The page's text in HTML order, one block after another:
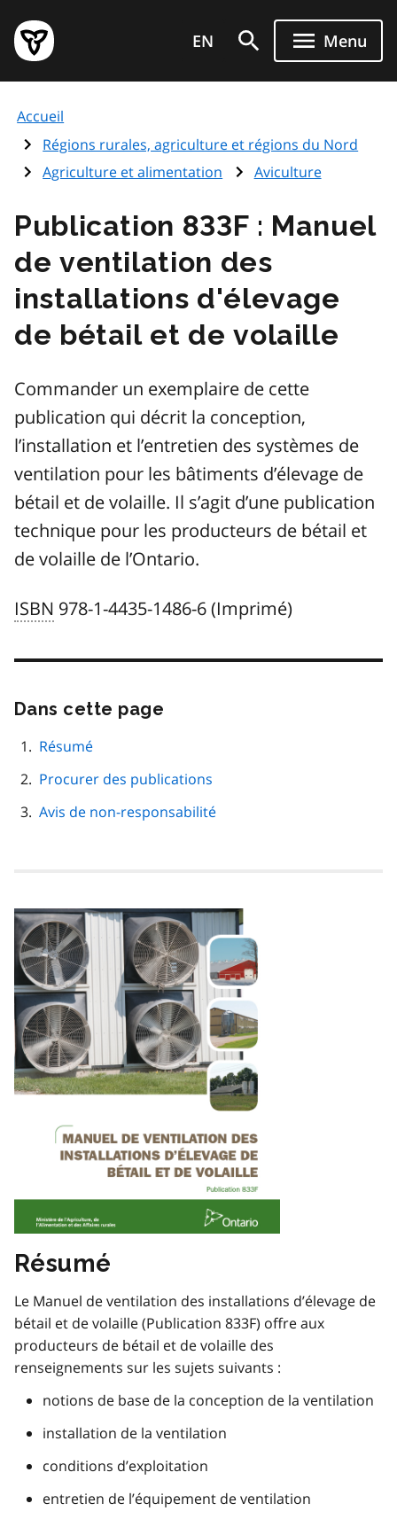
au
contenu
principal
Page
d'accueil
de
l'Ontario
EN Menu
Accueil
Régions rurales, agriculture et régions du Nord
Agriculture et alimentation
Aviculture
Publication 833F : Manuel
de ventilation des
installations d'élevage
de bétail et de volaille
Commander un exemplaire de cette
publication qui décrit la conception,
l’installation et l’entretien des systèmes de
ventilation pour les bâtiments d’élevage de
bétail et de volaille. Il s’agit d’une publication
technique pour les producteurs de bétail et
de volaille de l’Ontario.
ISBN 978-1-4435-1486-6 (Imprimé)
Dans cette page
page
Résumé
Procurer des publications
Avis de non-responsabilité
Résumé
Le Manuel de ventilation des installations d’élevage de
bétail et de volaille (Publication 833F) offre aux
producteurs de bétail et de volaille des
renseignements sur les sujets suivants :
notions de base de la conception de la ventilation
installation de la ventilation
conditions d’exploitation
entretien de l’équipement de ventilation